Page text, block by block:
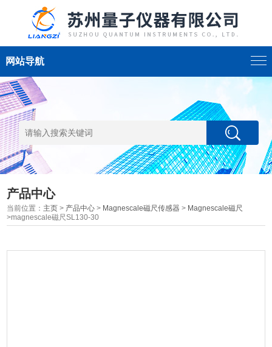
网站导航
产品中心
当前位置： 主页 > 产品中心 > Magnescale磁尺传感器 > Magnescale磁尺
>magnescale磁尺SL130-30